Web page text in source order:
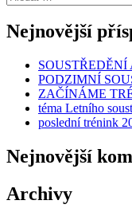
Nejnovější
SOUSTŘEDĚNÍ
PODZIMNÍ
ZAČÍNÁME
téma Letního
poslední trénink
Nejnovější
Archivy